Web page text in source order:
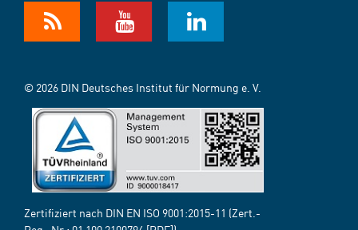
© 2026 DIN Deutsches Institut für Normung e. V.
Zertifiziert nach DIN EN ISO 9001:2015-11 (Zert.-